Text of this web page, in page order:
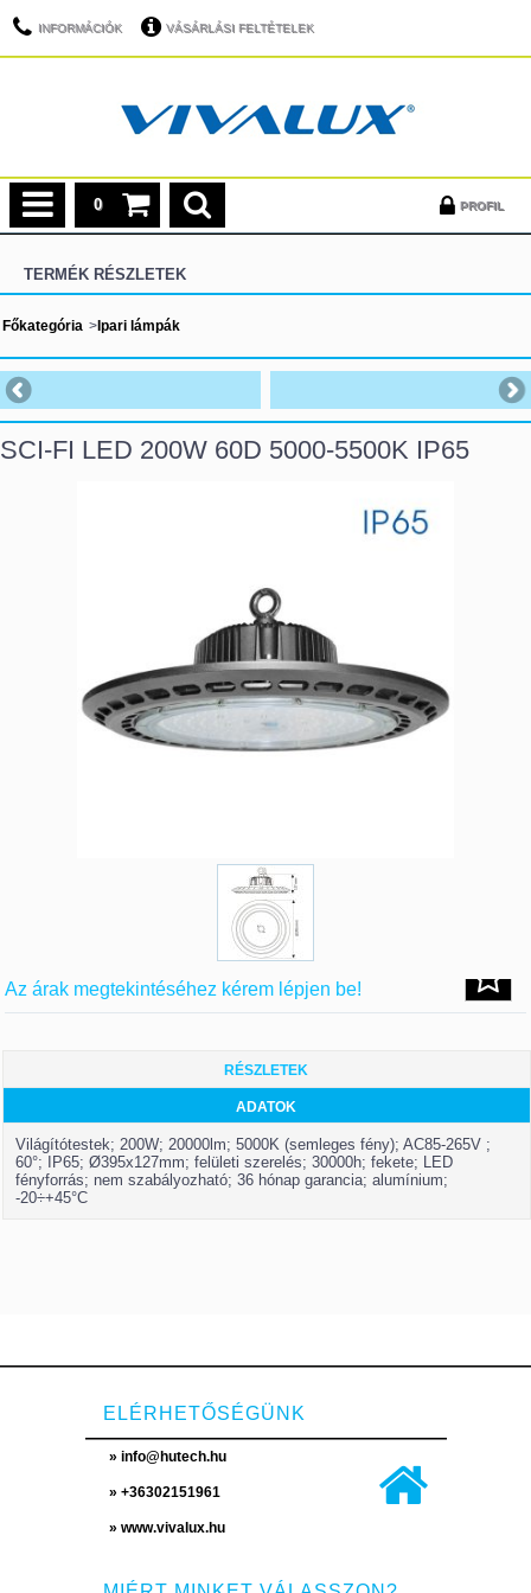
INFORMÁCIÓK VÁSÁRLÁSI FELTÉTELEK
0 PROFIL
TERMÉK RÉSZLETEK
Főkategória > Ipari lámpák
SCI-FI LED 200W 60D 5000-5500K IP65
Az árak megtekintéséhez kérem lépjen be!
RÉSZLETEK
ADATOK
Világítótestek; 200W; 20000lm; 5000K (semleges fény); AC85-265V ;
60°; IP65; Ø395x127mm; felületi szerelés; 30000h; fekete; LED
fényforrás; nem szabályozható; 36 hónap garancia; alumínium;
-20÷+45°C
ELÉRHETŐSÉGÜNK
» info@hutech.hu
» +36302151961
» www.vivalux.hu